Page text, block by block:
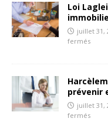
Loi
juillet 31,
fermés
prévenir
juillet 31,
fermés